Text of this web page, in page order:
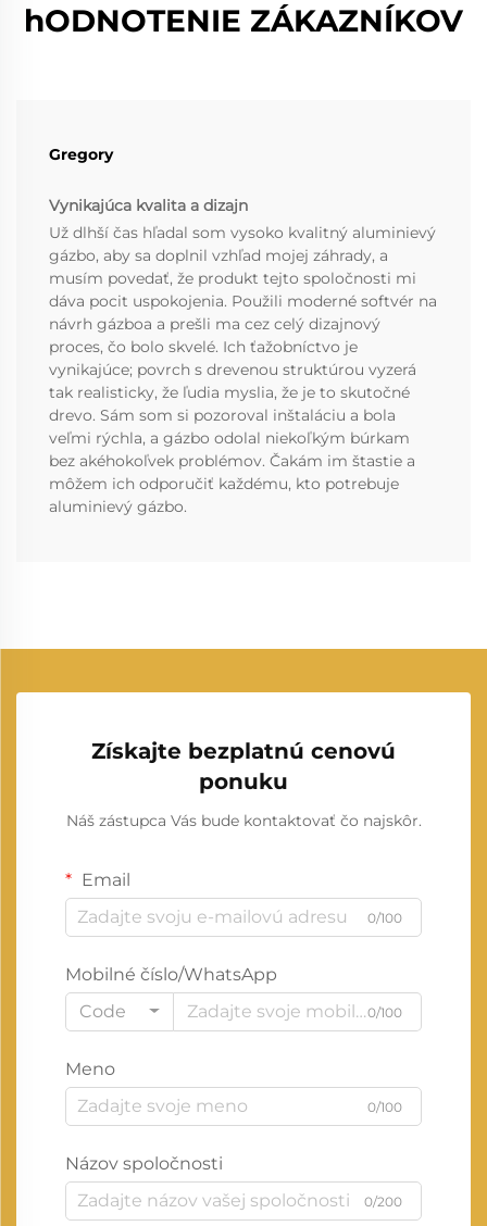
hODNOTENIE ZÁKAZNÍKOV
Gregory
Vynikajúca kvalita a dizajn
Už dlhší čas hľadal som vysoko kvalitný aluminievý
gázbo, aby sa doplnil vzhľad mojej záhrady, a
musím povedať, že produkt tejto spoločnosti mi
dáva pocit uspokojenia. Použili moderné softvér na
návrh gázboa a prešli ma cez celý dizajnový
proces, čo bolo skvelé. Ich ťažobníctvo je
vynikajúce; povrch s drevenou struktúrou vyzerá
tak realisticky, že ľudia myslia, že je to skutočné
drevo. Sám som si pozoroval inštaláciu a bola
veľmi rýchla, a gázbo odolal niekoľkým búrkam
bez akéhokoľvek problémov. Čakám im štastie a
môžem ich odporučiť každému, kto potrebuje
aluminievý gázbo.
Získajte bezplatnú cenovú
ponuku
Náš zástupca Vás bude kontaktovať čo najskôr.
Email
0/100
Mobilné číslo/WhatsApp
Code
0/100
Meno
0/100
Názov spoločnosti
0/200